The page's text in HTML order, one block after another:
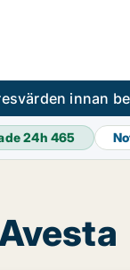
innan
24h465